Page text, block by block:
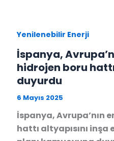
Yenilenebilir Enerji
İspanya,
hidrojen boru
duyurdu​
6 Mayıs 2025
İspanya, Avrupa’nın
hattı altyapısını